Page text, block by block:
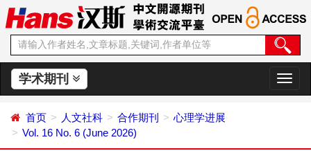
学术期刊
切
换
首页 人文社科 合作期刊
心理学进展
Vol. 16 No. 6 (June 2026)